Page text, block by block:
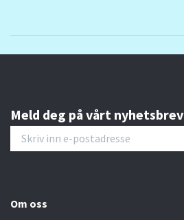
Meld deg på vårt nyhetsbrev
Om oss